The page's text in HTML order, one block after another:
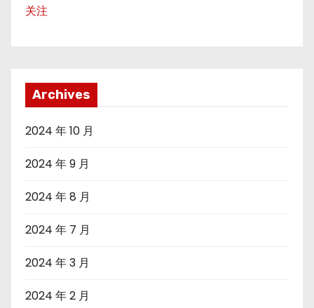
关注
Archives
2024 年 10 月
2024 年 9 月
2024 年 8 月
2024 年 7 月
2024 年 3 月
2024 年 2 月